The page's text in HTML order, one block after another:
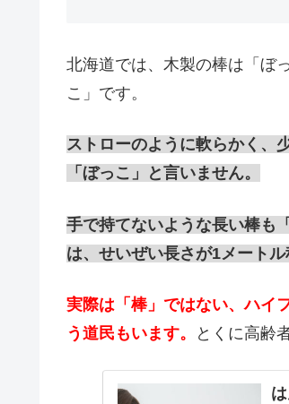
北海道では、木製の棒は「ぼ
こ」です。
ストローのように軟らかく、
「ぼっこ」と言いません。
手で持てないような長い棒も
は、せいぜい長さが1メートル
実際は「棒」ではない、ハイ
う道民もいます。
とくに高齢